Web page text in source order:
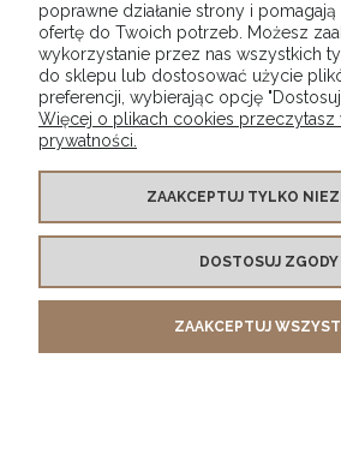
POMOC
MOJE KONTO
PŁATNOŚCI I
INFORMACJE
O NAS
poprawne działanie strony i
ofertę do Twoich potrzeb. Możesz
wykorzystanie przez nas wszystkich
do sklepu lub dostosować użycie
preferencji, wybierając opcję
Więcej o plikach cookies przeczytasz
prywatności.
ZAAKCEPTUJ TYLKO
DOSTOSUJ ZGODY
ZAAKCEPTUJ